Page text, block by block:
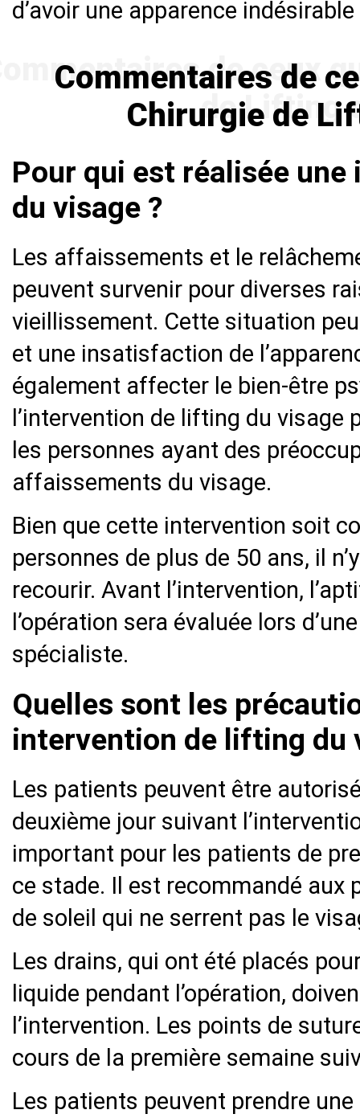
d’avoir une apparence
Commentaires de
Chirurgie de
Pour qui est réalisée
du visage ?
Les affaissements et le
peuvent survenir pour diverses
vieillissement. Cette situation
et une insatisfaction de
également affecter le bien-être
l’intervention de lifting du
les personnes ayant des
affaissements du visage.
Bien que cette intervention soit
personnes de plus de 50 ans, il
recourir. Avant l’intervention,
l’opération sera évaluée lors
spécialiste.
Quelles sont les
intervention de lifting du
Les patients peuvent être
deuxième jour suivant
important pour les patients de
ce stade. Il est recommandé
de soleil qui ne serrent pas le
Les drains, qui ont été placés
liquide pendant l’opération,
l’intervention. Les points de
cours de la première semaine
Les patients peuvent prendre